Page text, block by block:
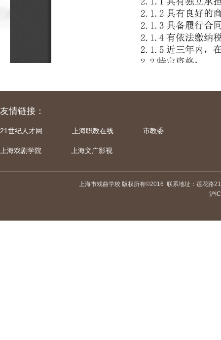
友情链接：
21世纪人才网 上海职教在线 市教委
上海戏剧学院 上海文广影视
上海市戏曲学校 版权所有©2016 联系地址：莲花路
沪